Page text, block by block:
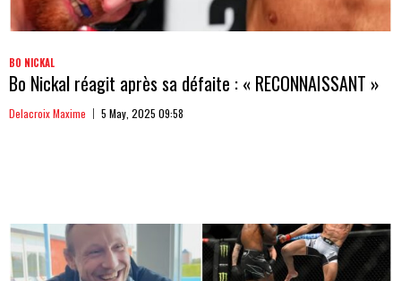
BO NICKAL
Bo Nickal réagit après sa défaite : « RECONNAISSANT »
Delacroix Maxime 5 May, 2025 09:58